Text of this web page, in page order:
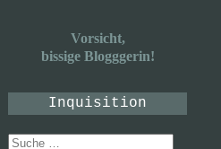
Vorsicht,
bissige Blogggerin!
Inquisition
Suche